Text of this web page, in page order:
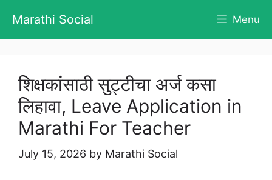
content
Marathi Social Menu
शिक्षकांसाठी सुट्टीचा अर्ज कसा
लिहावा, Leave Application in
Marathi For Teacher
July 15, 2026 by Marathi Social